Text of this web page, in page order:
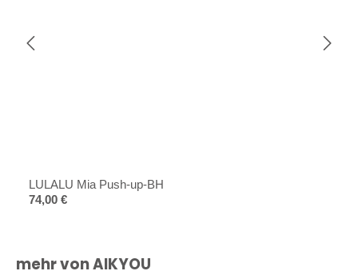
LULALU Mia Push-up-BH
Regulärer Preis:
74,00 €
Produktgalerie überspringen
mehr von AIKYOU